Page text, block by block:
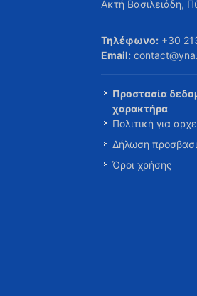
Ακτή Βασιλειάδη,
Τηλέφωνο: +30
Email:
Προστασία
χαρακτήρα
Πολιτική για
Δήλωση
Όροι χρήσης